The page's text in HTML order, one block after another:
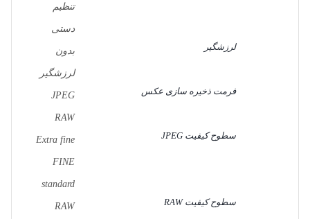
تنظیم
دستی
لرزشگیر
بدون
لرزشگیر
فرمت ذخیره سازی عکس
JPEG
RAW
سطوح کیفیت JPEG
Extra fine
FINE
standard
سطوح کیفیت RAW
RAW